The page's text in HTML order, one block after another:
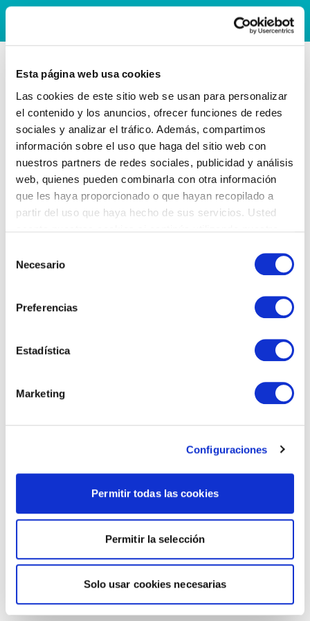
Esta página web usa cookies
Las cookies de este sitio web se usan para personalizar
el contenido y los anuncios, ofrecer funciones de redes
sociales y analizar el tráfico. Además, compartimos
información sobre el uso que haga del sitio web con
nuestros partners de redes sociales, publicidad y análisis
web, quienes pueden combinarla con otra información
que les haya proporcionado o que hayan recopilado a
partir del uso que haya hecho de sus servicios. Usted
Necesario
Preferencias
Estadística
Marketing
Configuraciones
Permitir todas las cookies
Permitir la selección
Solo usar cookies necesarias